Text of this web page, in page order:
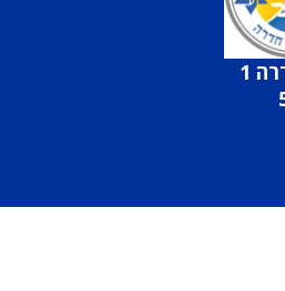
1